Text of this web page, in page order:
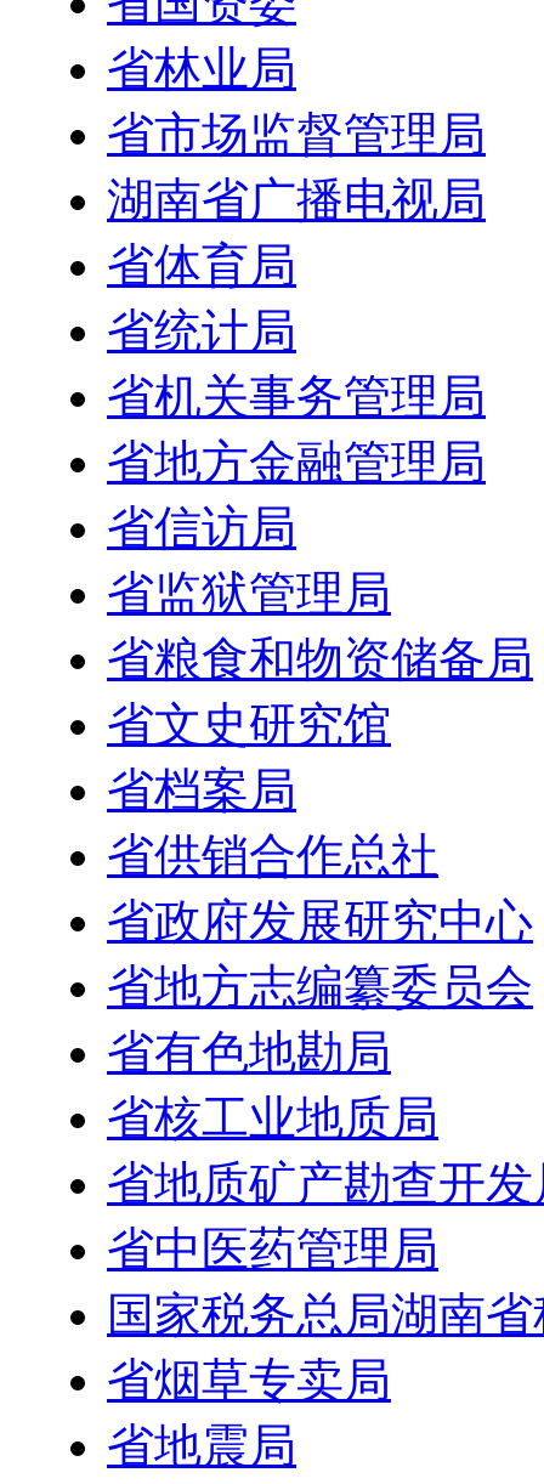
省林业局
省市场监督管理局
湖南省广播电视局
省体育局
省统计局
省机关事务管理局
省地方金融管理局
省信访局
省监狱管理局
省粮食和物资储备局
省文史研究馆
省档案局
省供销合作总社
省政府发展研究中心
省地方志编纂委员会
省有色地勘局
省核工业地质局
省地质矿产勘查开发
省中医药管理局
国家税务总局湖南
省烟草专卖局
省地震局